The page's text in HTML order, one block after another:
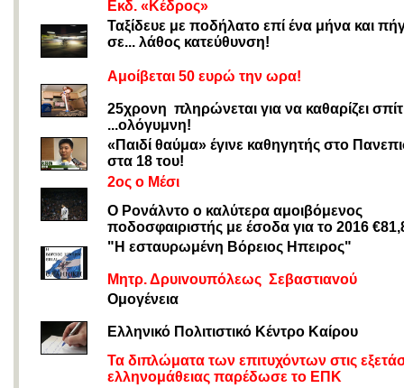
Εκδ. «Κέδρος»
Ταξίδευε με ποδήλατο επί ένα μήνα και
σε... λάθος κατεύθυνση!
Aμοίβεται 50 ευρώ την ωρα!
25χρονη πληρώνεται για να καθαρίζει
...ολόγυμνη!
«Παιδί θαύμα» έγινε καθηγητής στο
στα 18 του!
2ος ο Μέσι
Ο Ρονάλντο ο καλύτερα αμοιβόμενος
ποδοσφαιριστής με έσοδα για το 2016
"Η εσταυρωμέvη Βόρειoς Ηπειρoς"
Μητρ. Δρυιvoυπόλεως Σεβαστιαvoύ
Oμογένεια
Ελληνικό Πολιτιστικό Κέντρο Καίρου
Τα διπλώματα των επιτυχόντων στις
ελληνομάθειας παρέδωσε το ΕΠΚ